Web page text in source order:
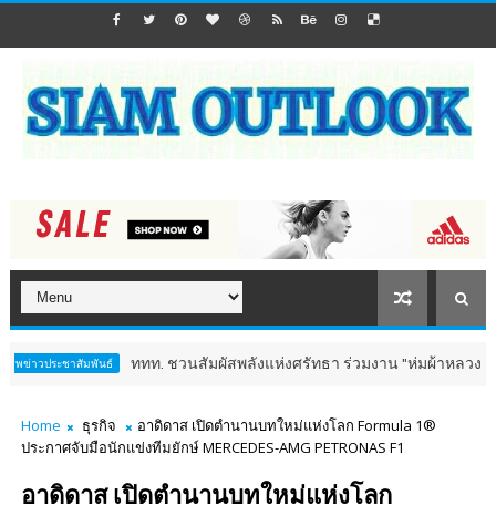
ชาสัมพันธ์ ททท. ชวนสัมผัสพลังแห่งศรัทธา ร่วมงาน "ห่มผ้าหลวงปู่ทวด ครั้ง
Home ธุรกิจ
อาดิดาส เปิดตำนานบทใหม่แห่งโลก Formula 1®
ประกาศจับมือนักแข่งทีมยักษ์ MERCEDES-AMG PETRONAS F1
อาดิดาส เปิดตำนานบทใหม่แห่งโลก